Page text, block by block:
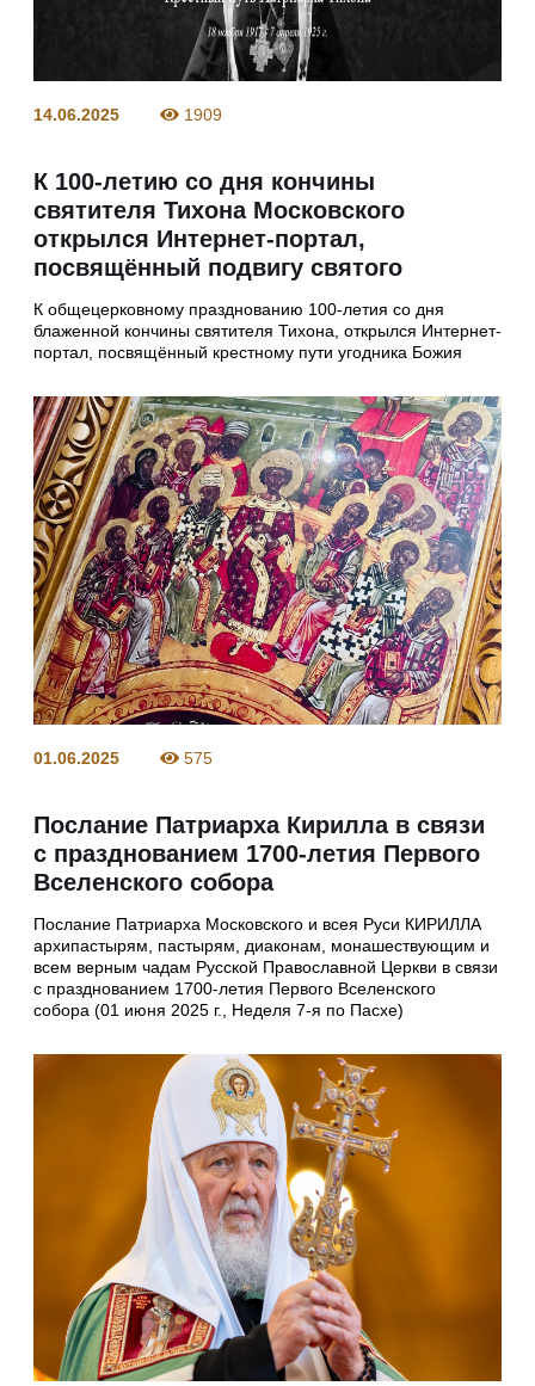
14.06.2025 1909
К 100-летию со дня кончины
cвятителя Тихона Московского
открылся Интернет-портал,
посвящённый подвигу святого
К общецерковному празднованию 100-летия со дня
блаженной кончины святителя Тихона, открылся Интернет-
портал, посвящённый крестному пути угодника Божия
01.06.2025 575
Послание Патриарха Кирилла в связи
с празднованием 1700-летия Первого
Вселенского собора
Послание Патриарха Московского и всея Руси КИРИЛЛА
архипастырям, пастырям, диаконам, монашествующим и
всем верным чадам Русской Православной Церкви в связи
с празднованием 1700-летия Первого Вселенского
собора (01 июня 2025 г., Неделя 7-я по Пасхе)